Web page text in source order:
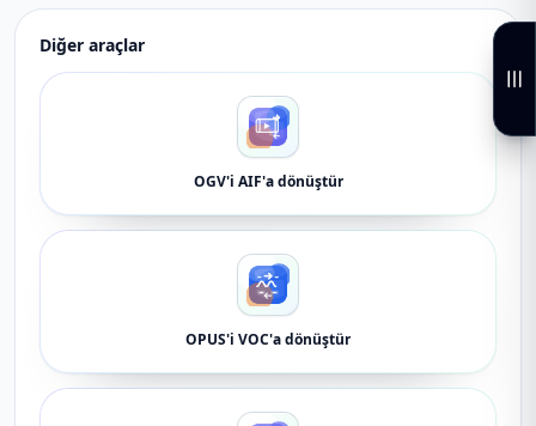
Diğer araçlar
OGV'i AIF'a dönüştür
OPUS'i VOC'a dönüştür